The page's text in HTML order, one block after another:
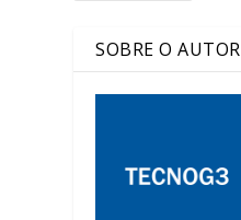
SOBRE O AUTOR